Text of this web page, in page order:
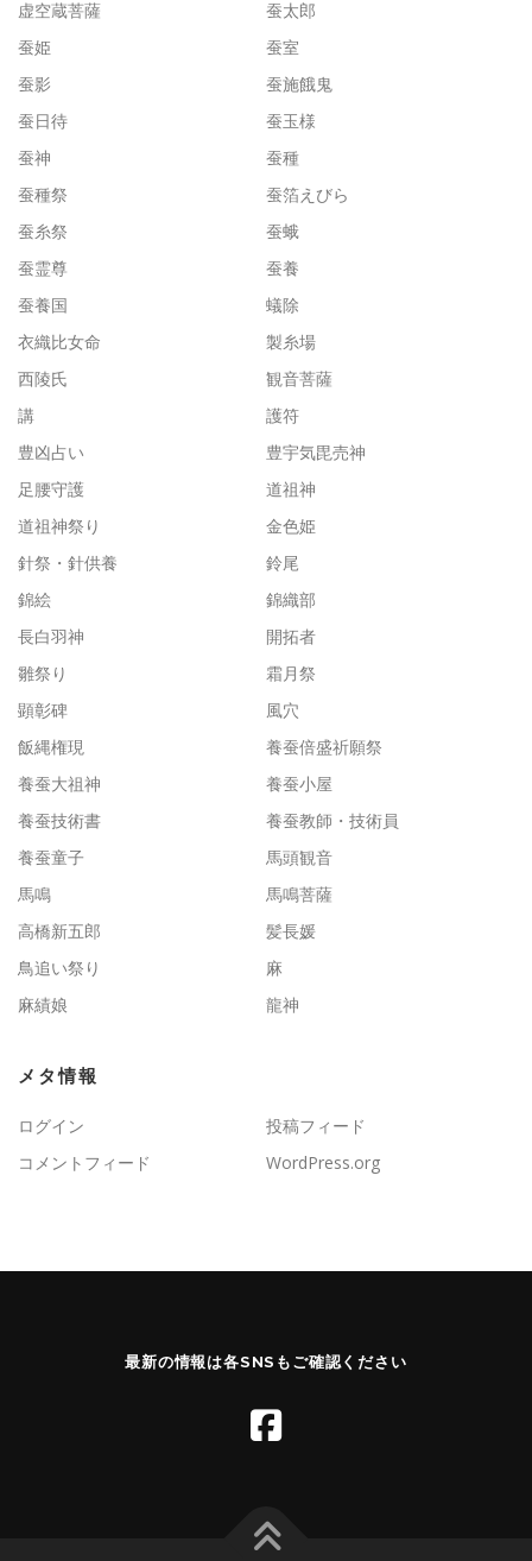
虚空蔵菩薩
蚕太郎
蚕姫
蚕室
蚕影
蚕施餓鬼
蚕日待
蚕玉様
蚕神
蚕種
蚕種祭
蚕箔えびら
蚕糸祭
蚕蛾
蚕霊尊
蚕養
蚕養国
蟻除
衣織比女命
製糸場
西陵氏
観音菩薩
講
護符
豊凶占い
豊宇気毘売神
足腰守護
道祖神
道祖神祭り
金色姫
針祭・針供養
鈴尾
錦絵
錦織部
長白羽神
開拓者
雛祭り
霜月祭
顕彰碑
風穴
飯縄権現
養蚕倍盛祈願祭
養蚕大祖神
養蚕小屋
養蚕技術書
養蚕教師・技術員
養蚕童子
馬頭観音
馬鳴
馬鳴菩薩
高橋新五郎
髪長媛
鳥追い祭り
麻
麻績娘
龍神
メタ情報
ログイン
投稿フィード
コメントフィード
WordPress.org
最新の情報は各SNSもご確認ください